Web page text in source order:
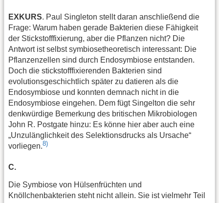
EXKURS. Paul Singleton stellt daran anschließend die
Frage: Warum haben gerade Bakterien diese Fähigkeit
der Stickstofffixierung, aber die Pflanzen nicht? Die
Antwort ist selbst symbiosetheoretisch interessant: Die
Pflanzenzellen sind durch Endosymbiose entstanden.
Doch die stickstofffixierenden Bakterien sind
evolutionsgeschichtlich später zu datieren als die
Endosymbiose und konnten demnach nicht in die
Endosymbiose eingehen. Dem fügt Singelton die sehr
denkwürdige Bemerkung des britischen Mikrobiologen
John R. Postgate hinzu: Es könne hier aber auch eine
„Unzulänglichkeit des Selektionsdrucks als Ursache“
vorliegen.8)
C.
Die Symbiose von Hülsenfrüchten und
Knöllchenbakterien steht nicht allein. Sie ist vielmehr Teil